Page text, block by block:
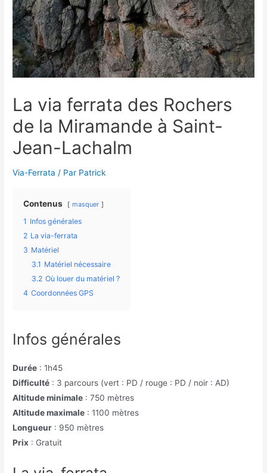
La via ferrata des Rochers
de la Miramande à Saint-
Jean-Lachalm
Via-Ferrata / Par Patrick
Contenus masquer
1 Infos générales
2 La via-ferrata
3 Matériel
3.1 Matériel nécessaire
3.2 Où louer du matériel ?
4 Coordonnées GPS
Infos générales
Durée : 1h45
Difficulté : 3 parcours (vert : PD / rouge : PD / noir : AD)
Altitude minimale :750 mètres
Altitude maximale :1100 mètres
Longueur : 950 mètres
Prix : Gratuit